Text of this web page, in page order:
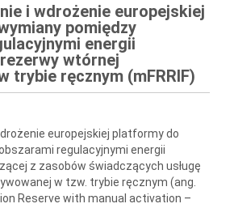
i wdrożenie europejskiej
pomiędzy
energii
wtórnej
trybie ręcznym (mFRRIF)
europejskiej platformy do
regulacyjnymi energii
z zasobów świadczących usługę
w tzw. trybie ręcznym (ang.
Reserve with manual activation –